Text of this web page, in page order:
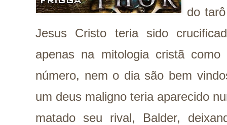
do
Jesus Cristo teria sido
apenas na mitologia cristã
número, nem o dia são bem
um deus maligno teria aparecido
matado seu rival, Balder,